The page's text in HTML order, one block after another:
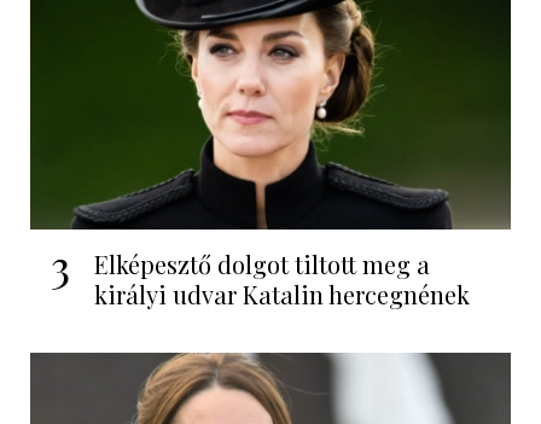
3
Elképesztő dolgot tiltott meg a
királyi udvar Katalin hercegnének